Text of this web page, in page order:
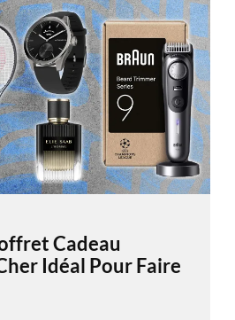
Cadeau
Idéal Pour Faire